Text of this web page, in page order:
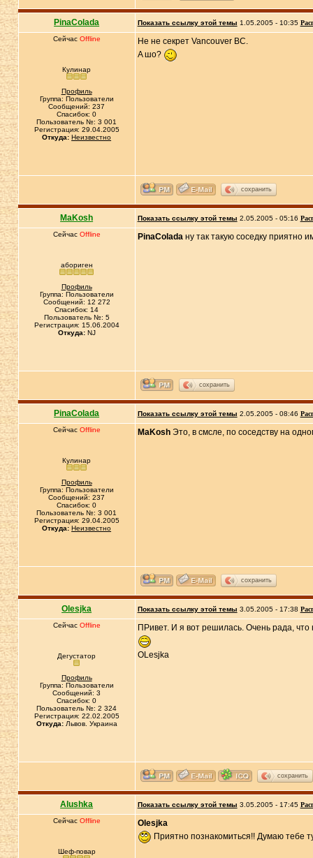
PinaColada Показать ссылку этой темы 1.05.2005 - 10:35
Сейчас Offline
Кулинар
Профиль
Группа: Пользователи
Сообщений: 237
Спасибок: 0
Пользователь №: 3 001
Регистрация: 29.04.2005
Откуда: Неизвестно
Не не секрет Vancouver BC.
A шо?
сохранить
MaKosh Показать ссылку этой темы 2.05.2005 - 05:16
Сейчас Offline
абориген
Профиль
Группа: Пользователи
Сообщений: 12 272
Спасибок: 14
Пользователь №: 5
Регистрация: 15.06.2004
Откуда:NJ
PinaColadaну так такую соседку приятно
сохранить
PinaColada Показать ссылку этой темы 2.05.2005 - 08:46
Сейчас Offline
Кулинар
Профиль
Группа: Пользователи
Сообщений: 237
Спасибок: 0
Пользователь №: 3 001
Регистрация: 29.04.2005
Откуда: Неизвестно
MaKoshЭто, в смсле, по соседству на
сохранить
Olesjka Показать ссылку этой темы 3.05.2005 - 17:38
Сейчас Offline
Дегустатор
Профиль
Группа: Пользователи
Сообщений: 3
Спасибок: 0
Пользователь №: 2 324
Регистрация: 22.02.2005
Откуда:Львов. Украина
ПРивет. И я вот решилась. Очень рада,
OLesjka
сохранить
Alushka Показать ссылку этой темы 3.05.2005 - 17:45
Сейчас Offline
Шеф-повар
Olesjka
Приятно познакомиться!! Думаю тебе